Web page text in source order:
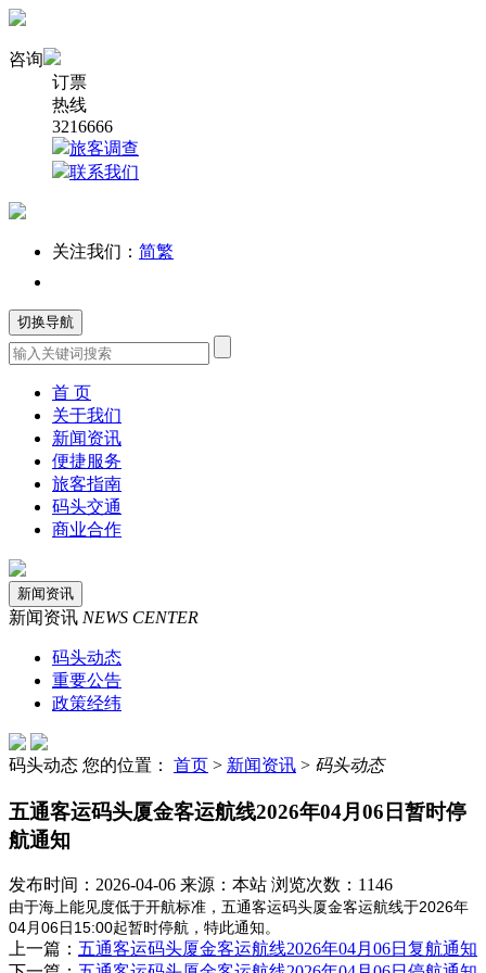
咨询
订票
热线
3216666
旅客调查
联系我们
关注我们： 简繁
切换导航
首 页
关于我们
新闻资讯
便捷服务
旅客指南
码头交通
商业合作
新闻资讯
新闻资讯 NEWS CENTER
码头动态
重要公告
政策经纬
码头动态 您的位置： 首页 > 新闻资讯 > 码头动态
五通客运码头厦金客运航线2026年04月06日暂时停
航通知
发布时间：2026-04-06 来源：本站 浏览次数：1146
由于海上能见度低于开航标准，五通客运码头厦金客运航线于2026年
04月06日15:00起暂时停航，特此通知。
上一篇： 五通客运码头厦金客运航线2026年04月06日复航通知